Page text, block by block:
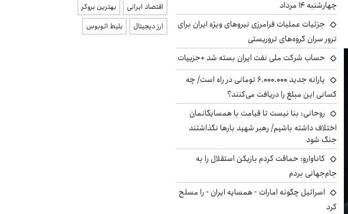
چهارشنبه ۱۴ مرداد
جزئیات عملیات فرامرزی نیروهای ویژه ایران برای
ترور سران گروه‌های تروریستی
حساب‌ شرکت ملی نفت ایران بسته شد +جزییات
یارانه جدید ۶.۰۰۰.۰۰۰ تومانی در راه است/ چه
کسانی این مبلغ را دریافت می‌کنند؟
روحانی: بنا نیست تا قیامت با همسایگانمان
اختلاف داشته باشیم/ رهبر شهید بارها نگذاشتند
جنگ شود
کاناوارو: حماقت کردم بازیکن استقلال را به
جام‌جهانی بردم
اسرائیل چگونه امارات - همسایه ایران - را مسلح
کرد
اقتصاد ایرانی
بهترین بروکر
ارز دیجیتال
بلیط اتوبوس